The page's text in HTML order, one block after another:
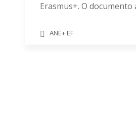
Erasmus+. O
ANE+ EF